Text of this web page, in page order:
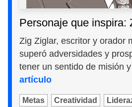
Personaje que inspira:
Zig Ziglar, escritor y orador
superó adversidades y
tener un sentido de misión
artículo
Metas Creatividad